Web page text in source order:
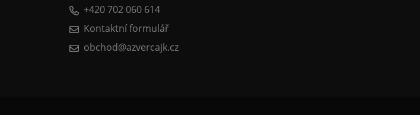
+420 702 060 614
Kontaktní formulář
obchod@azvercajk.cz